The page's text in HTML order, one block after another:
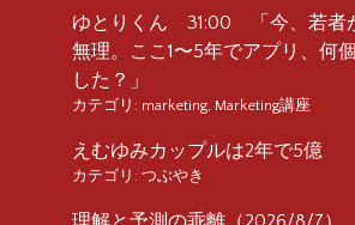
ゆとりくん 31:00 「今、若者
無理。ここ1〜5年でアプリ、何
した？」
カテゴリ: marketing, Marketing講座
えむゆみカップルは2年で5億
カテゴリ: つぶやき